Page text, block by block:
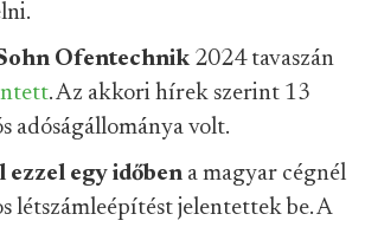
Ofentechnik 2024 tavaszán
. Az akkori hírek szerint 13
adóságállománya volt.
ezzel egy időben a magyar cégnél
létszámleépítést jelentettek be. A